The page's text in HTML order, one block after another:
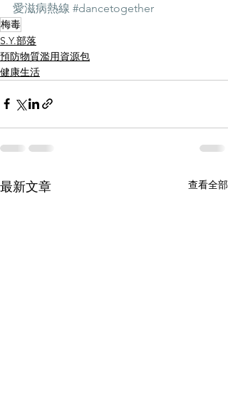
愛滋病熱線 #dancetogether
梅毒
S.Y.部落
預防物質濫用資源包
健康生活
最新文章 查看全部